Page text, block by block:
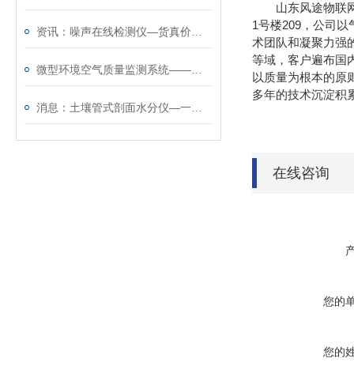
山东风途物联
1号楼209，公司
术团队和凝聚力强
等域，客户遍布国
以质量为根本的原
多年的技术沉淀积
在线咨询
您的
您的